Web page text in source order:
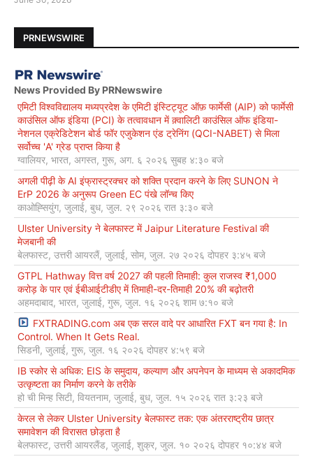
PRNEWSWIRE
News Provided By PRNewswire
एमिटी विश्वविद्यालय मध्यप्रदेश के एमिटी इंस्टिट्यूट ऑफ़ फार्मेसी (AIP) को फार्मेसी
काउंसिल ऑफ इंडिया (PCI) के तत्वावधान में क़्वालिटी काउंसिल ऑफ इंडिया-
नेशनल एक्रेडिटेशन बोर्ड फॉर एजुकेशन एंड ट्रेनिंग (QCI-NABET) से मिला
सर्वोच्च 'A' ग्रेड प्राप्त किया है
ग्वालियर, भारत, अगस्त, गुरू, अग. ६ २०२६ सुबह ४:३० बजे
अगली पीढ़ी के AI इंफ्रास्ट्रक्चर को शक्ति प्रदान करने के लिए SUNON ने
ErP 2026 के अनुरूप Green EC पंखे लॉन्च किए
काओह्सियुंग, जुलाई, बुध, जुल. २९ २०२६ रात ३:३० बजे
Ulster University ने बेलफास्ट में Jaipur Literature Festival की
मेजबानी की
बेलफास्ट, उत्तरी आयरलैं, जुलाई, सोम, जुल. २७ २०२६ दोपहर ३:४५ बजे
GTPL Hathway वित्त वर्ष 2027 की पहली तिमाही: कुल राजस्व ₹1,000
करोड़ के पार एवं ईबीआईटीडीए में तिमाही-दर-तिमाही 20% की बढ़ोतरी
अहमदाबाद, भारत, जुलाई, गुरू, जुल. १६ २०२६ शाम ७:१० बजे
FXTRADING.com अब एक सरल वादे पर आधारित FXT बन गया है: In
Control. When It Gets Real.
सिडनी, जुलाई, गुरू, जुल. १६ २०२६ दोपहर ४:५९ बजे
IB स्कोर से अधिक: EIS के समुदाय, कल्याण और अपनेपन के माध्यम से अकादमिक
उत्कृष्टता का निर्माण करने के तरीके
हो ची मिन्ह सिटी, वियतनाम, जुलाई, बुध, जुल. १५ २०२६ रात ३:२३ बजे
केरल से लेकर Ulster University बेलफास्ट तक: एक अंतरराष्ट्रीय छात्र
समावेशन की विरासत छोड़ता है
बेलफास्ट, उत्तरी आयरलैंड, जुलाई, शुक्र, जुल. १० २०२६ दोपहर १०:४४ बजे